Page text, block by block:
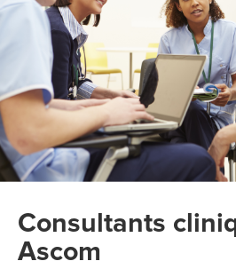
Consultants
Ascom